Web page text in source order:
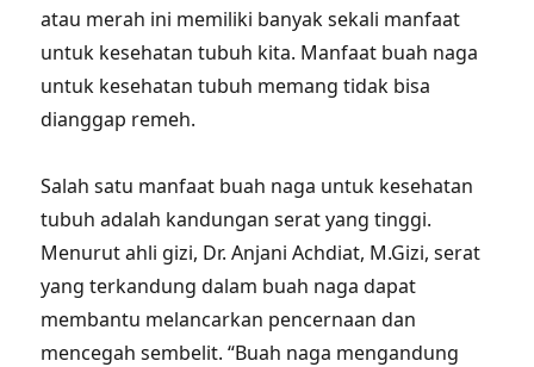
atau merah ini memiliki banyak sekali manfaat
untuk kesehatan tubuh kita. Manfaat buah naga
untuk kesehatan tubuh memang tidak bisa
dianggap remeh.
Salah satu manfaat buah naga untuk kesehatan
tubuh adalah kandungan serat yang tinggi.
Menurut ahli gizi, Dr. Anjani Achdiat, M.Gizi, serat
yang terkandung dalam buah naga dapat
membantu melancarkan pencernaan dan
mencegah sembelit. “Buah naga mengandung